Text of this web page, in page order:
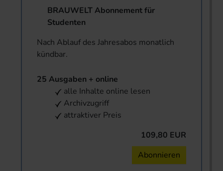
BRAUWELT Abonnement für
Studenten
Nach Ablauf des Jahresabos monatlich
kündbar.
25 Ausgaben + online
alle Inhalte online lesen
Archivzugriff
attraktiver Preis
109,80 EUR
Abonnieren